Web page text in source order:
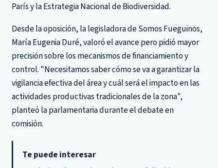
París y la Estrategia Nacional de Biodiversidad.
Desde la oposición, la legisladora de Somos Fueguinos,
María Eugenia Duré, valoró el avance pero pidió mayor
precisión sobre los mecanismos de financiamiento y
control. "Necesitamos saber cómo se va a garantizar la
vigilancia efectiva del área y cuál será el impacto en las
actividades productivas tradicionales de la zona",
planteó la parlamentaria durante el debate en
comisión.
Te puede interesar